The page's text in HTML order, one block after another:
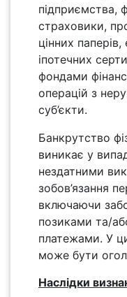
підприємства,
страховики,
цінних
іпотечних
фондами
операцій з
суб’єкти.
Банкрутство
виникає у
нездатними
зобов’язання
включаючи
позиками та/
платежами. У
може бути
Наслідки